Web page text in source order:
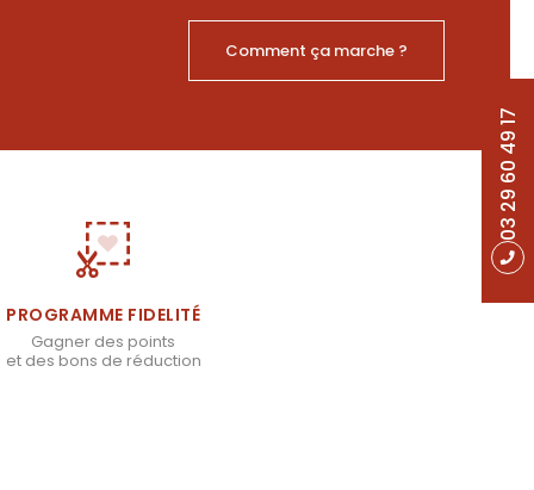
03 29 60 49 17
Comment ça marche ?
PROGRAMME FIDELITÉ
Gagner des points
et des bons de réduction